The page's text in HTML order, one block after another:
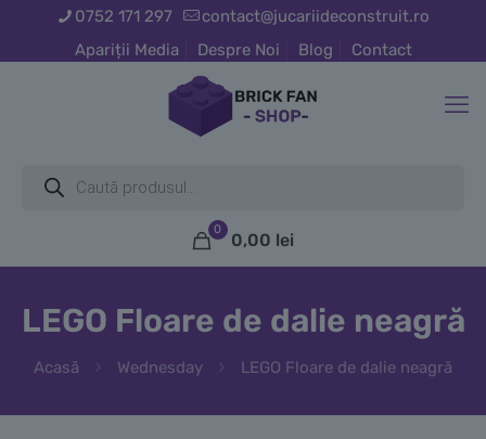
0752 171 297
contact@jucariideconstruit.ro
Apariții Media
Despre Noi Blog Contact
search
0
0,00 lei
LEGO Floare de dalie neagră
Acasă Wednesday LEGO Floare de dalie neagră